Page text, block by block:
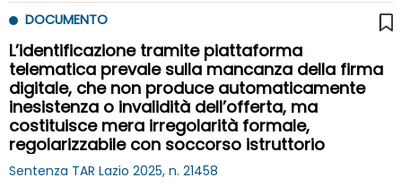
DOCUMENTO
L’identificazione tramite piattaforma
telematica prevale sulla mancanza della firma
digitale, che non produce automaticamente
inesistenza o invalidità dell’offerta, ma
costituisce mera irregolarità formale,
regolarizzabile con soccorso istruttorio
Sentenza TAR Lazio 2025, n. 21458